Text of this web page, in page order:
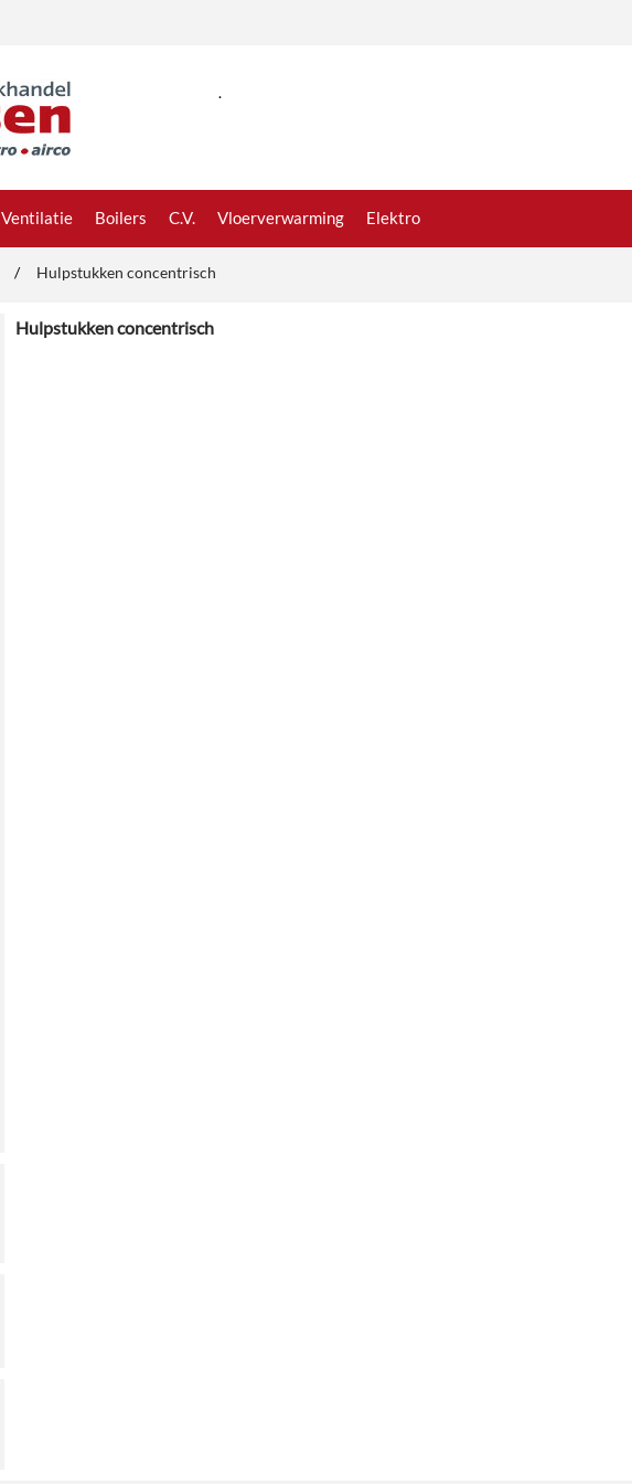
.
Ventilatie Boilers C.V. Vloerverwarming Elektro
/ Hulpstukken concentrisch
Hulpstukken concentrisch